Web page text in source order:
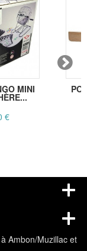
MINI
€
Ambon/Muzillac et